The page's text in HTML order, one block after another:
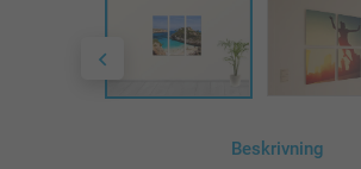
Beskrivning